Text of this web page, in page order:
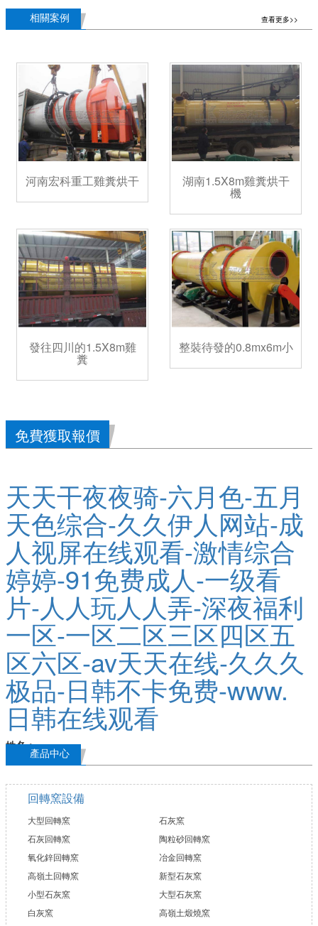
相關案例 查看更多>>
河南宏科重工雞糞烘干 湖南1.5X8m雞糞烘干
機
發往四川的1.5X8m雞
糞
整裝待發的0.8mx6m小
免費獲取報價
產品中心
回轉窯設備
大型回轉窯
石灰窯
石灰回轉窯
陶粒砂回轉窯
氧化鋅回轉窯
冶金回轉窯
高嶺土回轉窯
新型石灰窯
小型石灰窯
大型石灰窯
白灰窯
高嶺土煅燒窯